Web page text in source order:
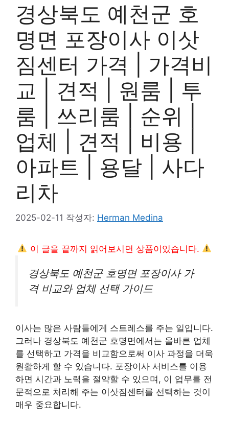
경상북도 예천군 호
명면 포장이사 이삿
짐센터 가격 | 가격비
교 | 견적 | 원룸 | 투
룸 | 쓰리룸 | 순위 |
업체 | 견적 | 비용 |
아파트 | 용달 | 사다
리차
2025-02-11 작성자: Herman Medina
이 글을 끝까지 읽어보시면 상품이있습니다.
경상북도 예천군 호명면 포장이사 가
격 비교와 업체 선택 가이드
이사는 많은 사람들에게 스트레스를 주는 일입니다.
그러나 경상북도 예천군 호명면에서는 올바른 업체
를 선택하고 가격을 비교함으로써 이사 과정을 더욱
원활하게 할 수 있습니다. 포장이사 서비스를 이용
하면 시간과 노력을 절약할 수 있으며, 이 업무를 전
문적으로 처리해 주는 이삿짐센터를 선택하는 것이
매우 중요합니다.